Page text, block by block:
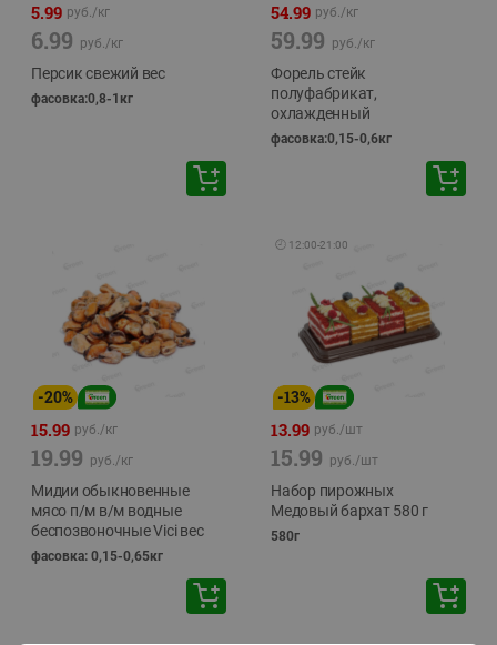
5.99 руб./кг
6.99 руб./кг
Персик свежий вес
фасовка:0,8-1кг
54.99 руб./кг
59.99 руб./кг
Форель стейк
полуфабрикат,
охлажденный
фасовка:0,15-0,6кг
-20%
15.99 руб./кг
19.99 руб./кг
Мидии обыкновенные
мясо п/м в/м водные
беспозвоночные Vici вес
фасовка: 0,15-0,65кг
🕘 12:00-21:00
-13%
13.99 руб./шт
15.99 руб./шт
Набор пирожных
Медовый бархат 580 г
580г